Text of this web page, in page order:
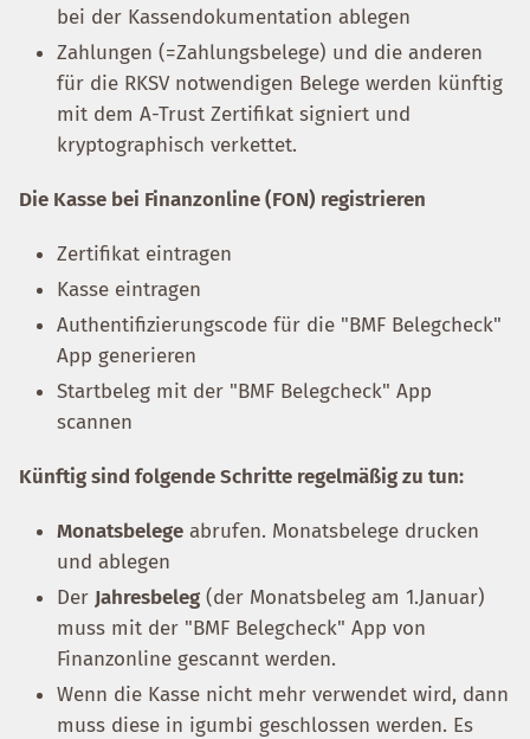
bei der Kassendokumentation ablegen
Zahlungen (=Zahlungsbelege) und die anderen
für die RKSV notwendigen Belege werden künftig
mit dem A-Trust Zertifikat signiert und
kryptographisch verkettet.
Die Kasse bei Finanzonline (FON) registrieren
Zertifikat eintragen
Kasse eintragen
Authentifizierungscode für die "BMF Belegcheck"
App generieren
Startbeleg mit der "BMF Belegcheck" App
scannen
Künftig sind folgende Schritte regelmäßig zu tun:
Monatsbelege abrufen. Monatsbelege drucken
und ablegen
Der Jahresbeleg (der Monatsbeleg am 1.Januar)
muss mit der "BMF Belegcheck" App von
Finanzonline gescannt werden.
Wenn die Kasse nicht mehr verwendet wird, dann
muss diese in igumbi geschlossen werden. Es